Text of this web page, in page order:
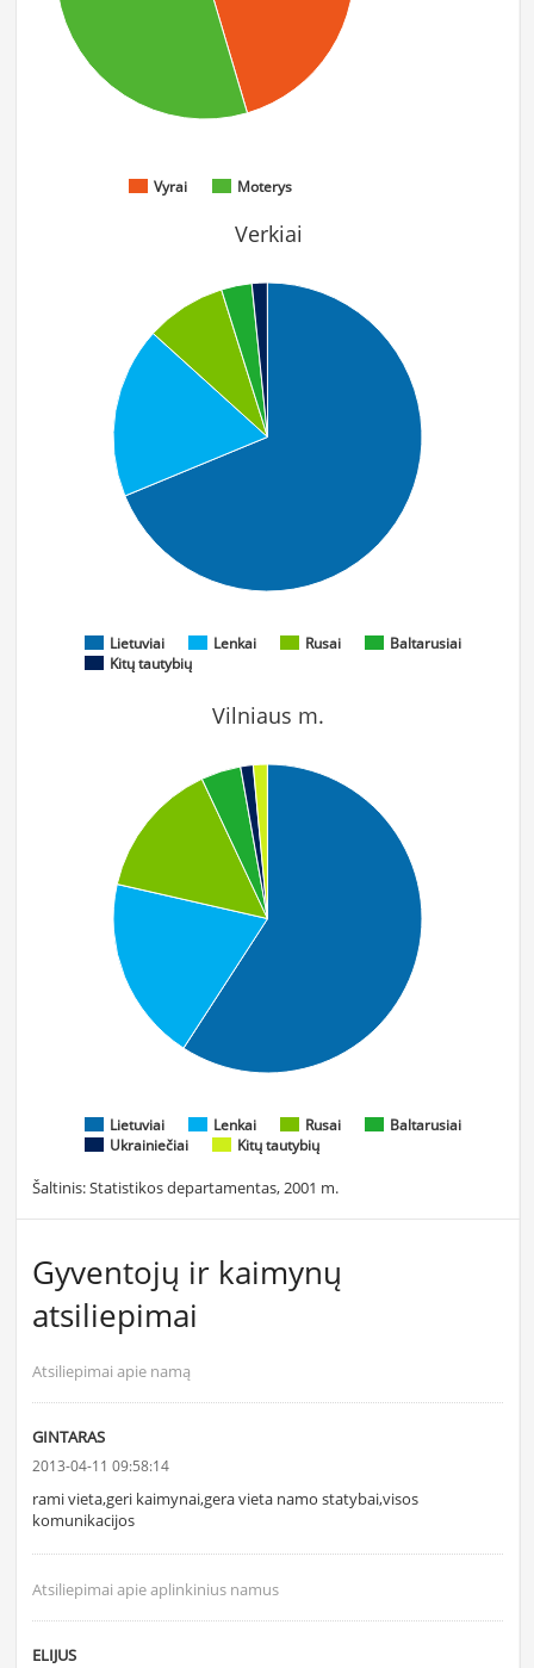
Vyrai Moterys
Verkiai
Lietuviai Lenkai Rusai
Baltarusiai
Kitų tautybių
Vilniaus m.
Lietuviai Lenkai Rusai
Baltarusiai
Ukrainiečiai
Kitų tautybių
Šaltinis: Statistikos departamentas, 2001 m.
Gyventojų ir kaimynų
atsiliepimai
Atsiliepimai apie namą
GINTARAS
2013-04-11 09:58:14
rami vieta,geri kaimynai,gera vieta namo statybai,visos
komunikacijos
Atsiliepimai apie aplinkinius namus
ELIJUS